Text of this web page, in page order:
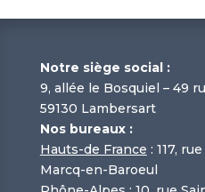
Notre siège social :
9, allée le Bosquiel – 49
59130 Lambersart
Nos bureaux :
Hauts-de France : 117,
Marcq-en-Baroeul